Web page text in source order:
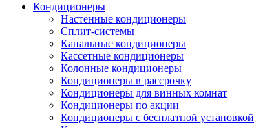
Кондиционеры
Настенные кондиционеры
Сплит-системы
Канальные кондиционеры
Кассетные кондиционеры
Колонные кондиционеры
Кондиционеры в рассрочку
Кондиционеры для винных комнат
Кондиционеры по акции
Кондиционеры с бесплатной установкой